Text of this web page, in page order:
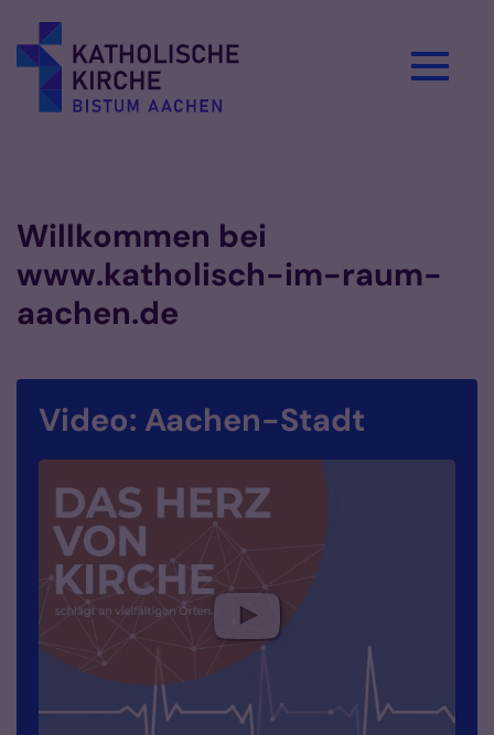
Willkommen bei
www.katholisch-im-raum-
aachen.de
Video: Aachen-Stadt